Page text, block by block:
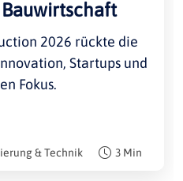
2026 rückte die
Startups und
Fokus.
& Technik 3 Min